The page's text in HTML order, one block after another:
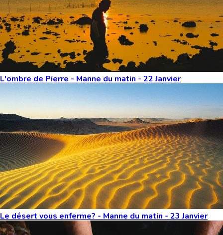
L'ombre de Pierre - Manne du matin - 22 Janvier
Le désert vous enferme? - Manne du matin - 23 Janvier